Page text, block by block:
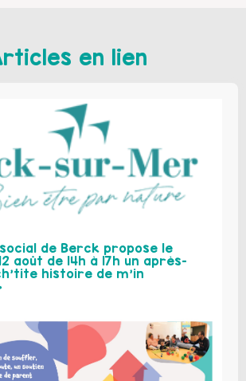
en lien
de Berck propose le
août de 14h à 17h un après-
histoire de m’in